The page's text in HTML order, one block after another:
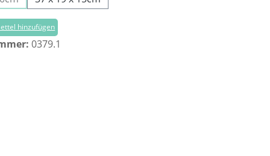
Option ist zurzeit nicht verfügbar.)
hinzufügen
0379.1